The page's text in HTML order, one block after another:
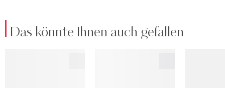
Das könnte Ihnen auch gefallen